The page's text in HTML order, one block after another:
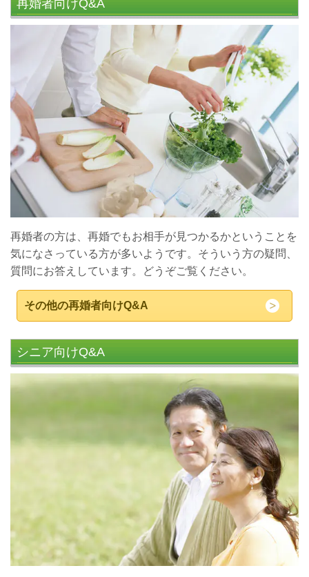
再婚者向けQ&A
再婚者の方は、再婚でもお相手が見つかるかということを
気になさっている方が多いようです。そういう方の疑問、
質問にお答えしています。どうぞご覧ください。
その他の再婚者向けQ&A
シニア向けQ&A